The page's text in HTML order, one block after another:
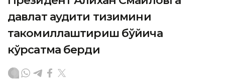
давлат аудити тизимини
такомиллаштириш бўйича
кўрсатма берди